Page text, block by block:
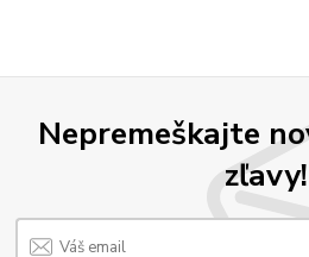
Nepremeškajte
zľavy!